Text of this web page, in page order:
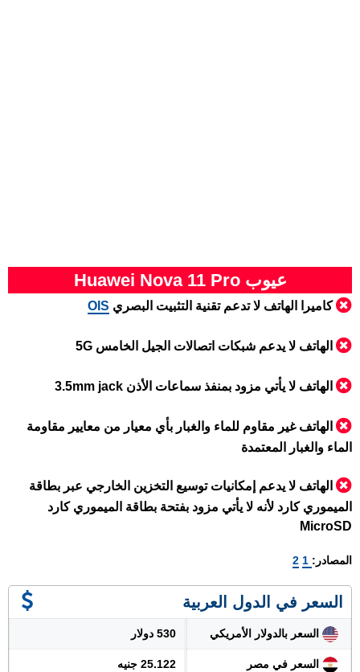
عيوب Huawei Nova 11 Pro
كاميرا الهاتف لا تدعم تقنية التثبيت البصري OIS
الهاتف لا يدعم شبكات اتصالات الجيل الخامس 5G
الهاتف لا يأتي مزود بمنفذ سماعات الأذن 3.5mm jack
الهاتف غير مقاوم للماء والغبار بأي معيار من معايير مقاومة
الماء والغبار المعتمدة
الهاتف لا يدعم إمكانيات توسيع التخزين الخارجي عبر بطاقة
الميموري كارد لأنه لا يأتي مزود بفتحة بطاقة الميموري كارد
MicroSD
المصادر: 1
2
السعر في الدول العربية
السعر بالدولار الأمريكي 530 دولار
السعر في مصر 25.122 جنيه